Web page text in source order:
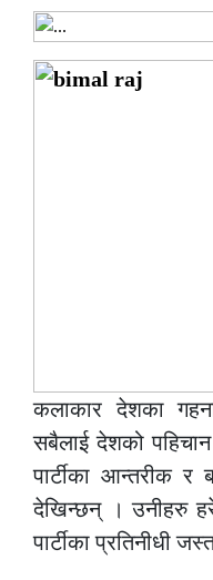
कलाकार देशका
सबैलाई देशको
पार्टीका आन्तरीक र
देखिन्छन् । उनीहरु
पार्टीका प्रतिनीधी